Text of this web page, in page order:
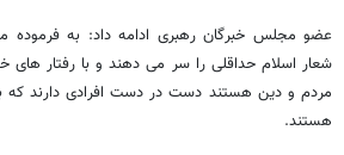
عضو مجلس خبرگان رهبری ادامه داد: به فرموده
شعار اسلام حداقلی را سر می دهند و با رفتار های
مردم و دین هستند دست در دست افرادی دارند که
هستند.